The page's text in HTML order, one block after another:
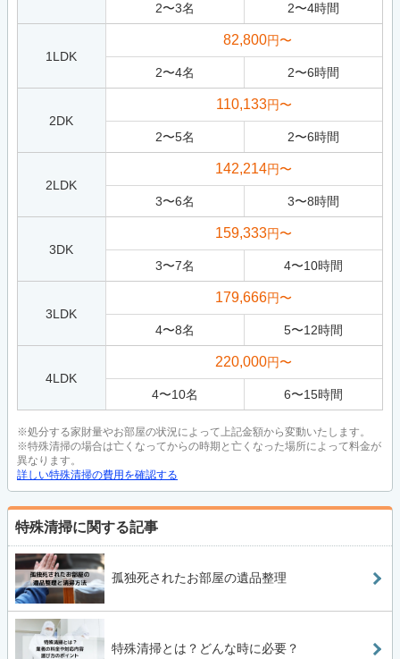
2〜3名 2〜4時間
1LDK
82,800円〜
2〜4名 2〜6時間
2DK
110,133円〜
2〜5名 2〜6時間
2LDK
142,214円〜
3〜6名 3〜8時間
3DK
159,333円〜
3〜7名 4〜10時間
3LDK
179,666円〜
4〜8名 5〜12時間
4LDK
220,000円〜
4〜10名 6〜15時間
※処分する家財量やお部屋の状況によって上記金額から変動いたします。
※特殊清掃の場合は亡くなってからの時期と亡くなった場所によって料金が
異なります。
詳しい特殊清掃の費用を確認する
特殊清掃に関する記事
孤独死されたお部屋の遺品整理
特殊清掃とは？どんな時に必要？